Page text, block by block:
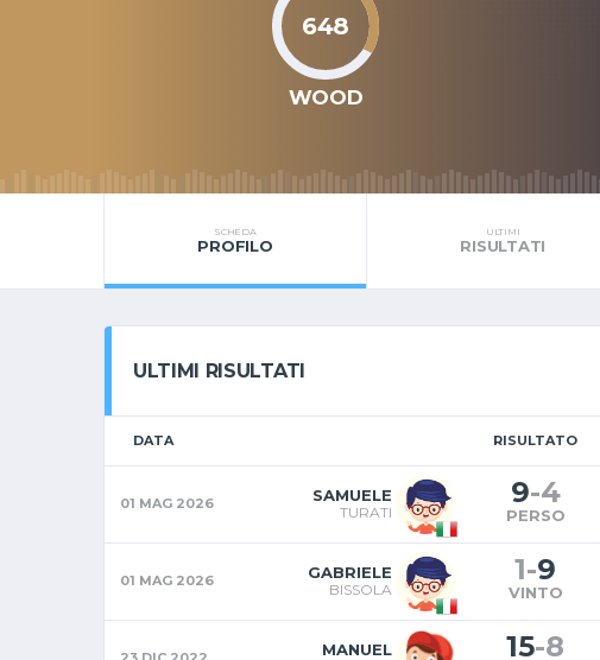
648
WOOD
SCHEDA
PROFILO
ULTIMI
RISULTATI
ULTIMI RISULTATI
DATA RISULTATO
01 MAG 2026 SAMUELE
TURATI
9-4
PERSO
01 MAG 2026 GABRIELE
BISSOLA
1-9
VINTO
MANUEL 15-8